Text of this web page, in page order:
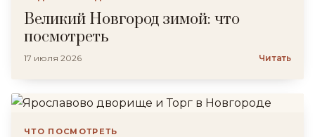
Великий Новгород зимой: что
посмотреть
17 июля 2026 Читать
ЧТО ПОСМОТРЕТЬ